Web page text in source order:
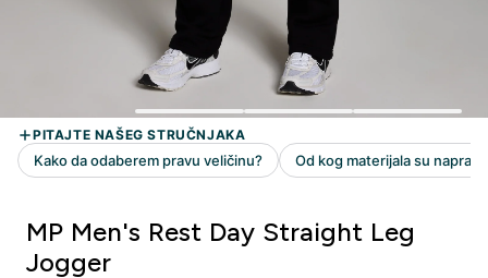
MP Men's Rest Day Straight Leg
Jogger